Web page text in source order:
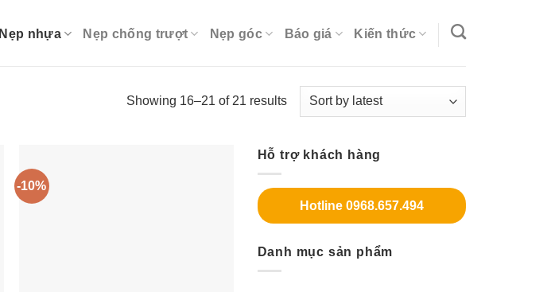
Nẹp nhựa Nẹp chống trượt Nẹp góc Báo giá Kiến thức
Showing 16–21 of 21 results
-10%
Hỗ trợ khách hàng
Hotline 0968.657.494
Danh mục sản phẩm